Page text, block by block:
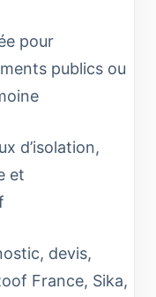
pour
publics ou
d’isolation,
et
devis,
France, Sika,